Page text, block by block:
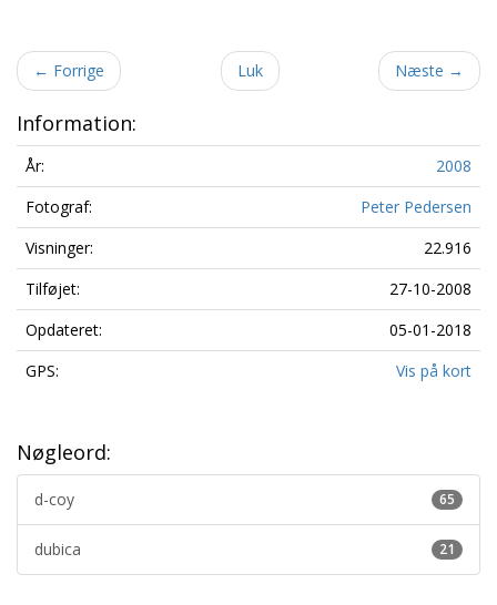
← Forrige Luk Næste →
Information:
År:
2008
Fotograf:
Peter Pedersen
Visninger:
22.916
Tilføjet:
27-10-2008
Opdateret:
05-01-2018
GPS:
Vis på kort
Nøgleord:
65
d-coy
21
dubica